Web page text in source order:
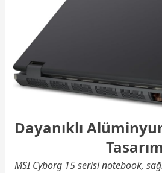
Dayanıklı
Tasarım
MSI Cyborg 15 serisi notebook,